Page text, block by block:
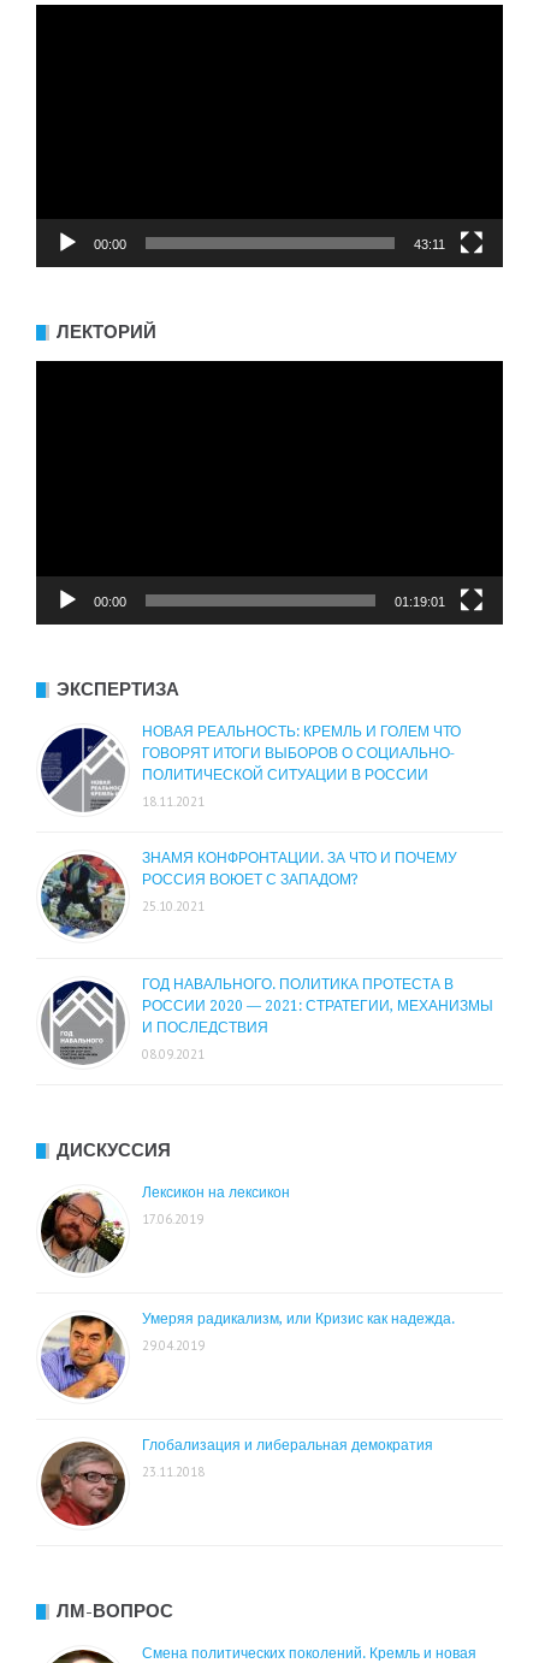
записям
00:00 43:11
ЛЕКТОРИЙ
00:00 01:19:01
ЭКСПЕРТИЗА
НОВАЯ РЕАЛЬНОСТЬ: КРЕМЛЬ И ГОЛЕМ ЧТО
ГОВОРЯТ ИТОГИ ВЫБОРОВ О СОЦИАЛЬНО-
ПОЛИТИЧЕСКОЙ СИТУАЦИИ В РОССИИ
18.11.2021
ЗНАМЯ КОНФРОНТАЦИИ. ЗА ЧТО И ПОЧЕМУ
РОССИЯ ВОЮЕТ С ЗАПАДОМ?
25.10.2021
ГОД НАВАЛЬНОГО. ПОЛИТИКА ПРОТЕСТА В
РОССИИ 2020 — 2021: СТРАТЕГИИ, МЕХАНИЗМЫ
И ПОСЛЕДСТВИЯ
08.09.2021
ДИСКУССИЯ
Лексикон на лексикон
17.06.2019
Умеряя радикализм, или Кризис как надежда.
29.04.2019
Глобализация и либеральная демократия
23.11.2018
ЛМ-ВОПРОС
Смена политических поколений. Кремль и новая